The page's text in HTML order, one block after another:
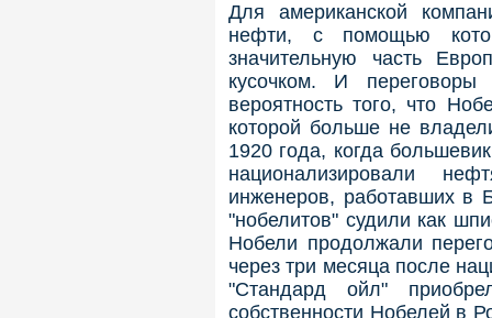
Для американской
нефти, с помощью
значительную часть
кусочком. И переговоры
вероятность того, что
которой больше не
1920 года, когда
национализировали
инженеров, работавших в
"нобелитов" судили как
Нобели продолжали
через три месяца после
"Стандард ойл"
собственности Нобелей в